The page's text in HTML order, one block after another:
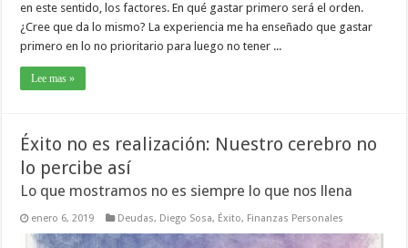
en este sentido, los factores. En qué gastar primero será el orden.
¿Cree que da lo mismo? La experiencia me ha enseñado que gastar
primero en lo no prioritario para luego no tener ...
Lee mas »
Éxito no es realización: Nuestro cerebro no
lo percibe así
Lo que mostramos no es siempre lo que nos llena
enero 6, 2019 Deudas, Diego Sosa, Éxito, Finanzas Personales